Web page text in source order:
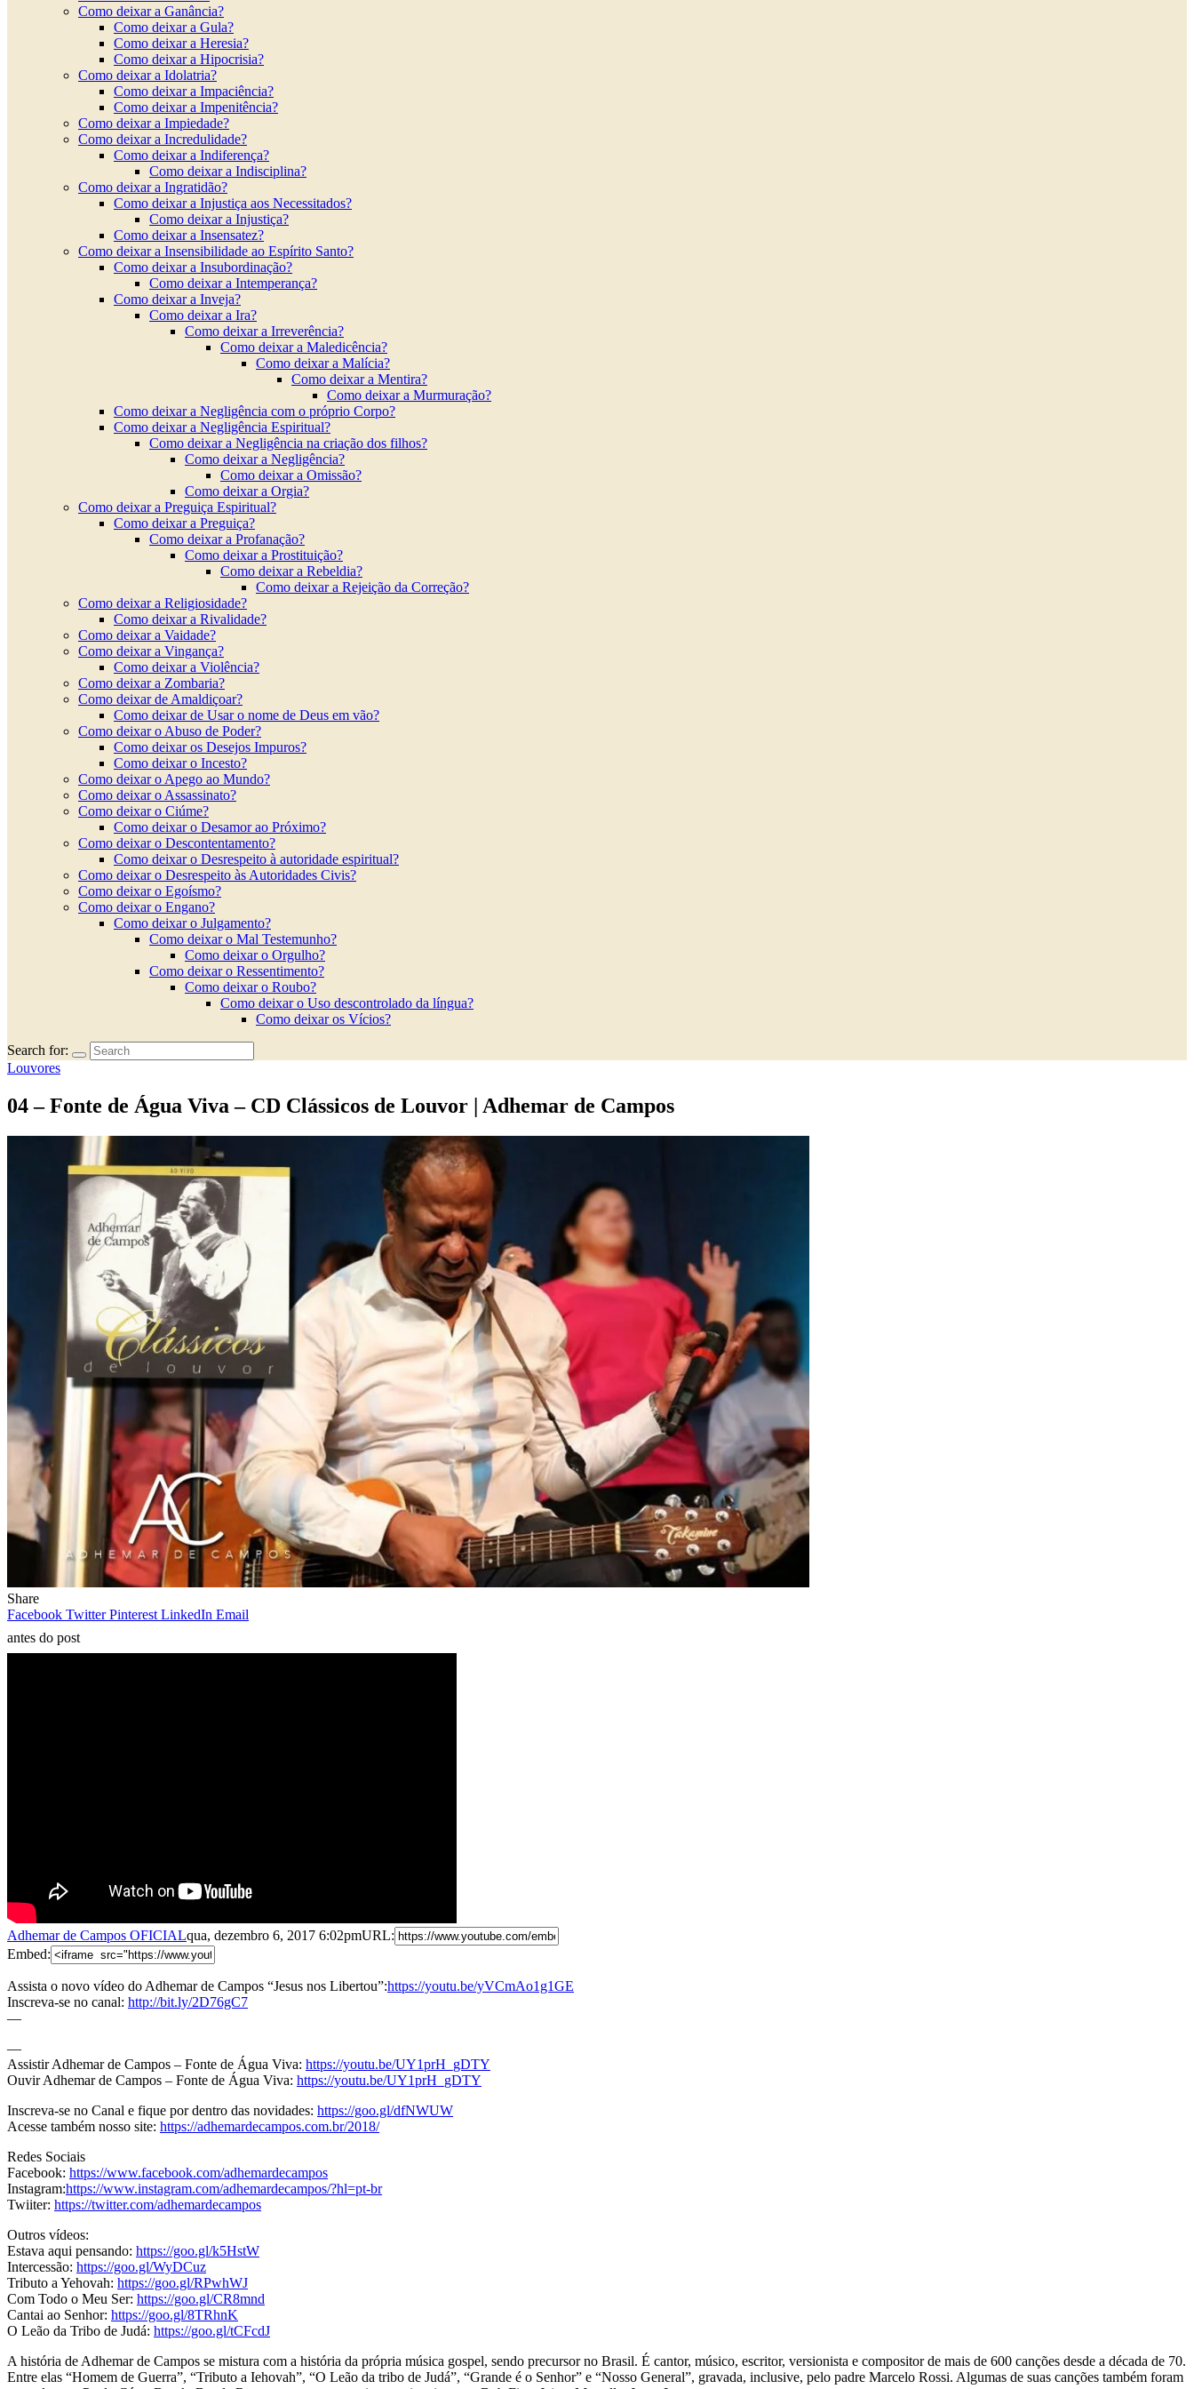
Como deixar a Ganância?
Como deixar a Gula?
Como deixar a Heresia?
Como deixar a Hipocrisia?
Como deixar a Idolatria?
Como deixar a Impaciência?
Como deixar a Impenitência?
Como deixar a Impiedade?
Como deixar a Incredulidade?
Como deixar a Indiferença?
Como deixar a Indisciplina?
Como deixar a Ingratidão?
Como deixar a Injustiça aos Necessitados?
Como deixar a Injustiça?
Como deixar a Insensatez?
Como deixar a Insensibilidade ao Espírito Santo?
Como deixar a Insubordinação?
Como deixar a Intemperança?
Como deixar a Inveja?
Como deixar a Ira?
Como deixar a Irreverência?
Como deixar a Maledicência?
Como deixar a Malícia?
Como deixar a Mentira?
Como deixar a Murmuração?
Como deixar a Negligência com o próprio Corpo?
Como deixar a Negligência Espiritual?
Como deixar a Negligência na criação dos filhos?
Como deixar a Negligência?
Como deixar a Omissão?
Como deixar a Orgia?
Como deixar a Preguiça Espiritual?
Como deixar a Preguiça?
Como deixar a Profanação?
Como deixar a Prostituição?
Como deixar a Rebeldia?
Como deixar a Rejeição da Correção?
Como deixar a Religiosidade?
Como deixar a Rivalidade?
Como deixar a Vaidade?
Como deixar a Vingança?
Como deixar a Violência?
Como deixar a Zombaria?
Como deixar de Amaldiçoar?
Como deixar de Usar o nome de Deus em vão?
Como deixar o Abuso de Poder?
Como deixar os Desejos Impuros?
Como deixar o Incesto?
Como deixar o Apego ao Mundo?
Como deixar o Assassinato?
Como deixar o Ciúme?
Como deixar o Desamor ao Próximo?
Como deixar o Descontentamento?
Como deixar o Desrespeito à autoridade espiritual?
Como deixar o Desrespeito às Autoridades Civis?
Como deixar o Egoísmo?
Como deixar o Engano?
Como deixar o Julgamento?
Como deixar o Mal Testemunho?
Como deixar o Orgulho?
Como deixar o Ressentimento?
Como deixar o Roubo?
Como deixar o Uso descontrolado da língua?
Como deixar os Vícios?
Search for:
Louvores
04 – Fonte de Água Viva – CD Clássicos de Louvor | Adhemar de Campos
Share
Facebook Twitter Pinterest LinkedIn Email
antes do post
Adhemar de Campos OFICIALqua, dezembro 6, 2017 6:02pmURL:
Embed:
Assista o novo vídeo do Adhemar de Campos “Jesus nos Libertou”:https://youtu.be/yVCmAo1g1GE
Inscreva-se no canal: http://bit.ly/2D76gC7
—
—
Assistir Adhemar de Campos – Fonte de Água Viva: https://youtu.be/UY1prH_gDTY
Ouvir Adhemar de Campos – Fonte de Água Viva: https://youtu.be/UY1prH_gDTY
Inscreva-se no Canal e fique por dentro das novidades: https://goo.gl/dfNWUW
Acesse também nosso site: https://adhemardecampos.com.br/2018/
Redes Sociais
Facebook: https://www.facebook.com/adhemardecampos
Instagram:https://www.instagram.com/adhemardecampos/?hl=pt-br
Twiiter: https://twitter.com/adhemardecampos
Outros vídeos:
Estava aqui pensando: https://goo.gl/k5HstW
Intercessão: https://goo.gl/WyDCuz
Tributo a Yehovah: https://goo.gl/RPwhWJ
Com Todo o Meu Ser: https://goo.gl/CR8mnd
Cantai ao Senhor: https://goo.gl/8TRhnK
O Leão da Tribo de Judá: https://goo.gl/tCFcdJ
A história de Adhemar de Campos se mistura com a história da própria música gospel, sendo precursor no Brasil. É cantor, músico, escritor, versionista e compositor de mais de 600 canções desde a década de 70.
Entre elas “Homem de Guerra”, “Tributo a Iehovah”, “O Leão da tribo de Judá”, “Grande é o Senhor” e “Nosso General”, gravada, inclusive, pelo padre Marcelo Rossi. Algumas de suas canções também foram